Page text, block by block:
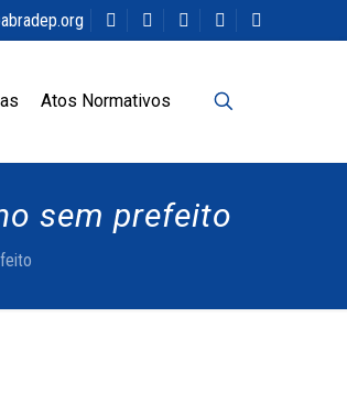
Atos Normativos
sem prefeito